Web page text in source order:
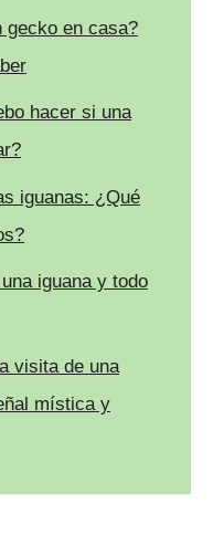
gecko en casa?
hacer si una
iguanas: ¿Qué
iguana y todo
visita de una
mística y